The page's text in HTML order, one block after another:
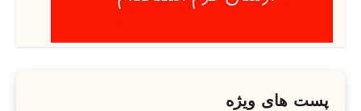
پست های ویژه